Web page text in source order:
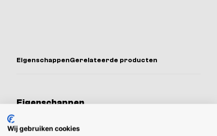
EigenschappenGerelateerde producten
Eigenschappen
Aansluiting
Wij gebruiken cookies